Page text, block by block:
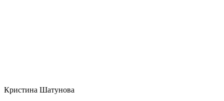
Кристина Шатунова